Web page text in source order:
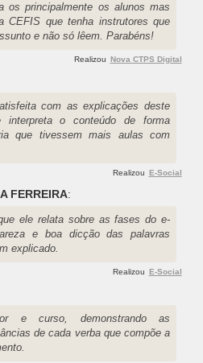
os principalmente os alunos mas
CEFIS que tenha instrutores que
e não só lêem. Parabéns!
Realizou Nova CTPS Digital
com as explicações deste
interpreta o conteúdo de forma
que tivessem mais aulas com
Realizou E-Social
FERREIRA:
ele relata sobre as fases do e-
e boa dicção das palavras
explicado.
Realizou E-Social
e curso, demonstrando as
de cada verba que compõe a